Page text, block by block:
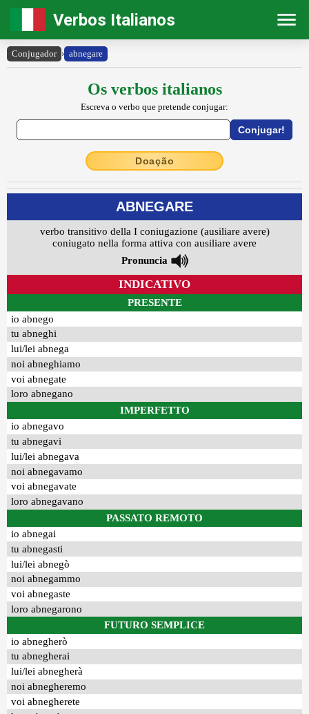
Verbos Italianos
Conjugador › abnegare
Os verbos italianos
Escreva o verbo que pretende conjugar:
Doação
ABNEGARE
verbo transitivo della I coniugazione (ausiliare avere)
coniugato nella forma attiva con ausiliare avere
Pronuncia
INDICATIVO
PRESENTE
io abnego
tu abneghi
lui/lei abnega
noi abneghiamo
voi abnegate
loro abnegano
IMPERFETTO
io abnegavo
tu abnegavi
lui/lei abnegava
noi abnegavamo
voi abnegavate
loro abnegavano
PASSATO REMOTO
io abnegai
tu abnegasti
lui/lei abnegò
noi abnegammo
voi abnegaste
loro abnegarono
FUTURO SEMPLICE
io abnegherò
tu abnegherai
lui/lei abnegherà
noi abnegheremo
voi abnegherete